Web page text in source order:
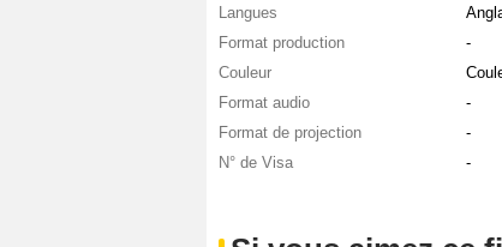
Langues
Format production
-
Couleur
Format audio
-
Format de projection
-
N° de Visa
-